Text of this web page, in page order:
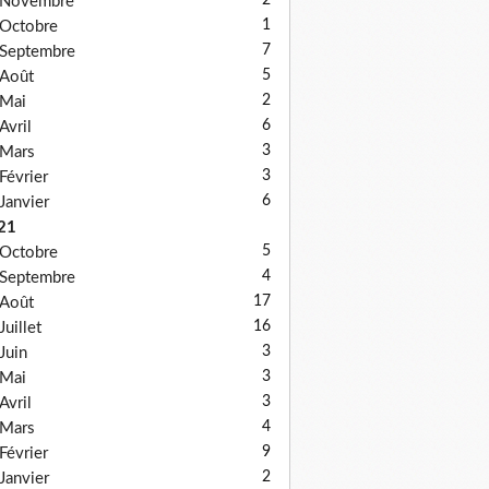
Octobre 1
Septembre 7
Août 5
Mai 2
Avril 6
Mars 3
Février 3
Janvier 6
Octobre
5
Septembre 4
Août 17
Juillet 16
Juin 3
Mai 3
Avril 3
Mars 4
Février 9
Janvier 2